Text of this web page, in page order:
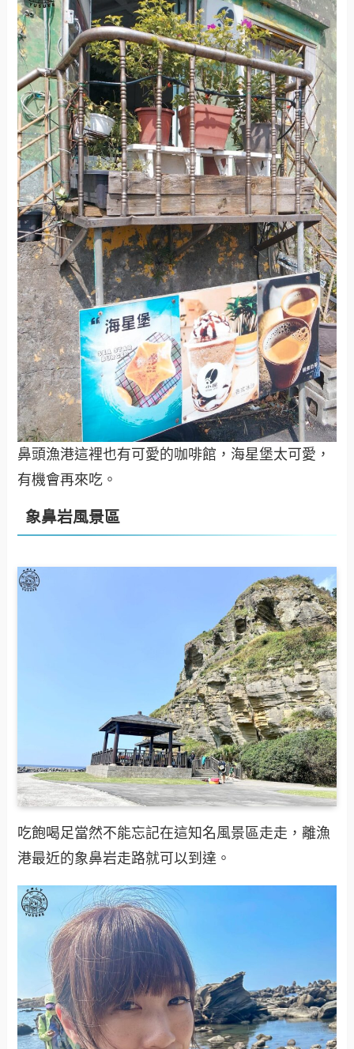
鼻頭漁港這裡也有可愛的咖啡館，海星堡太可愛，
有機會再來吃。
象鼻岩風景區
吃飽喝足當然不能忘記在這知名風景區走走，離漁
港最近的象鼻岩走路就可以到達。